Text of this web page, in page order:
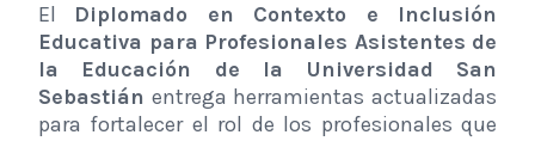
El Diplomado en Contexto e Inclusión
Educativa para Profesionales Asistentes de
la Educación de la Universidad San
Sebastián entrega herramientas actualizadas
para fortalecer el rol de los profesionales que